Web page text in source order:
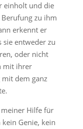
einholt und die
zu ihm
erkennt er
sie entweder zu
oder nicht
mit ihrer
mit dem ganz
Hilfe für
Genie, kein